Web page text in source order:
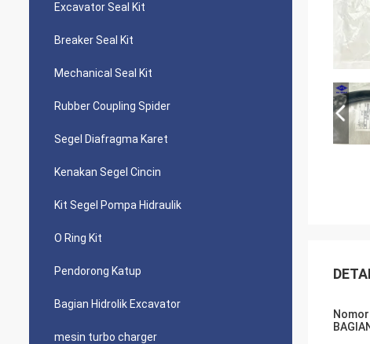
Excavator Seal Kit
Breaker Seal Kit
Mechanical Seal Kit
Rubber Coupling Spider
Segel Diafragma Karet
Kenakan Segel Cincin
Kit Segel Pompa Hidraulik
O Ring Kit
Pendorong Katup
Bagian Hidrolik Excavator
mesin turbo charger